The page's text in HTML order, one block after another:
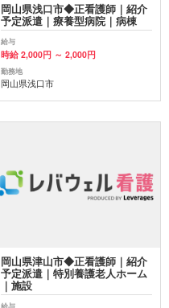
岡山県浅口市◆正看護師｜紹介
予定派遣｜療養型病院｜病棟
給与
時給 2,000円 ～ 2,000円
勤務地
岡山県浅口市
岡山県津山市◆正看護師｜紹介
予定派遣｜特別養護老人ホーム
｜施設